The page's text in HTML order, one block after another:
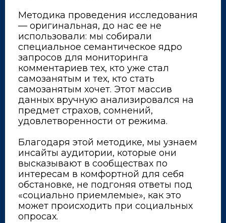
Методика проведения исследования
— оригинальная, до нас ее не
использовали: мы собирали
специальное семантическое ядро
запросов для мониторинга
комментариев тех, кто уже стал
самозанятым и тех, кто стать
самозанятым хочет. Этот массив
данных вручную анализировался на
предмет страхов, сомнений,
удовлетворенности от режима.
Благодаря этой методике, мы узнаем
инсайты аудитории, которые они
высказывают в сообществах по
интересам в комфортной для себя
обстановке, не подгоняя ответы под
«социально приемлемые», как это
может происходить при социальных
опросах.